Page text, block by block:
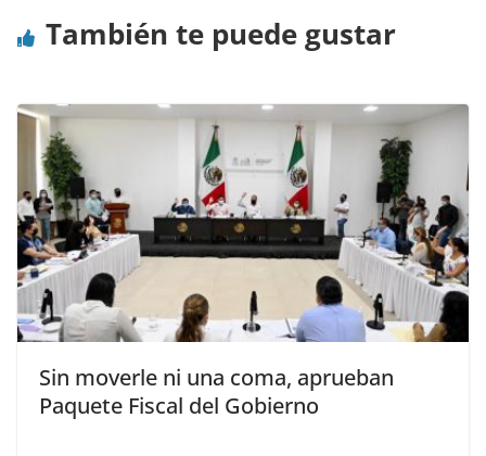
También te puede gustar
Sin moverle ni una coma, aprueban
Paquete Fiscal del Gobierno